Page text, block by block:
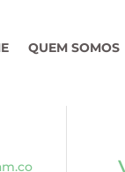
QUEM SOMOS